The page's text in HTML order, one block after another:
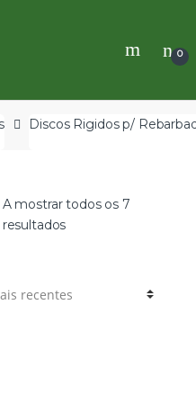
0
Discos Rigidos p/
A mostrar todos os 7
resultados